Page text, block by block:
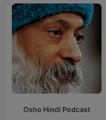
Osho Hindi Podcast